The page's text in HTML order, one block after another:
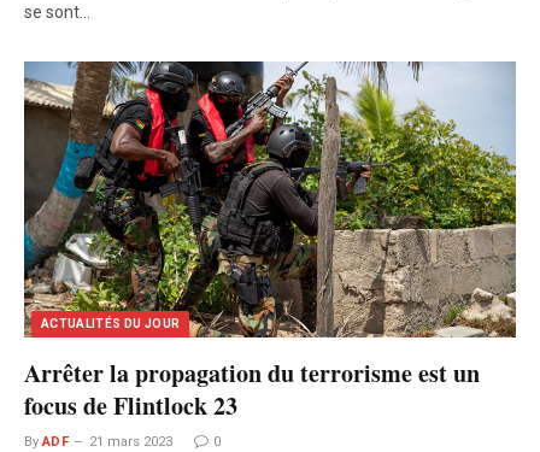
se sont…
ACTUALITÉS DU JOUR
Arrêter la propagation du terrorisme est un
focus de Flintlock 23
By ADF 21 mars 2023 0